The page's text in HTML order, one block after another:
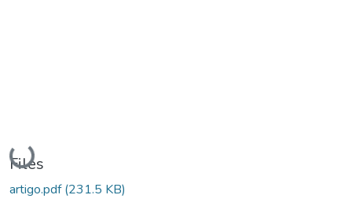
Loading...
Files
artigo.pdf(231.5 KB)